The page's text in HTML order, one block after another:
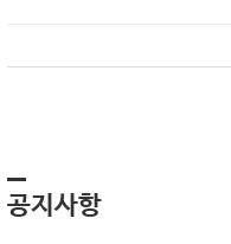
공지사항